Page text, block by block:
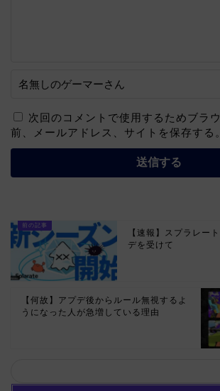
次回のコメントで使用するためブラ
前、メールアドレス、サイトを保存する。
【速報】スプラレー
デを受けて
【何故】アプデ後からルール無視するよ
うになった人が急増している理由